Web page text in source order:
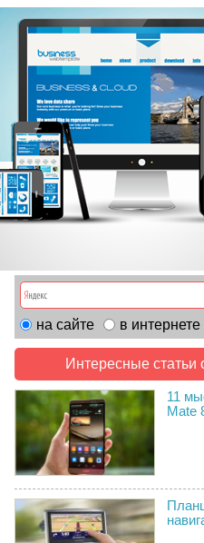
на сайте в интернете
Интересные статьи
11
Mate